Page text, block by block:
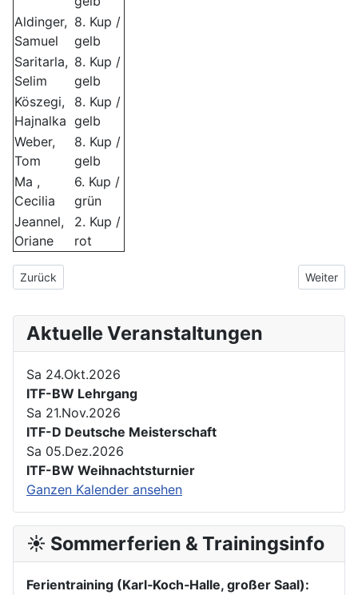
Aldinger,
Samuel
8. Kup /
gelb
Saritarla,
Selim
8. Kup /
gelb
Köszegi,
Hajnalka
8. Kup /
gelb
Weber,
Tom
8. Kup /
gelb
Ma ,
Cecilia
6. Kup /
grün
Jeannel,
Oriane
2. Kup /
rot
Vorheriger Beitrag: Yom Chi Kwan überzeugt bei den BW Open
Zurück Nächster
Weiter
Aktuelle Veranstaltungen
Sa 24.Okt.2026
ITF-BW Lehrgang
Sa 21.Nov.2026
ITF-D Deutsche Meisterschaft
Sa 05.Dez.2026
ITF-BW Weihnachtsturnier
Ganzen Kalender ansehen
☀️ Sommerferien & Trainingsinfo
Ferientraining (Karl‑Koch‑Halle, großer Saal):